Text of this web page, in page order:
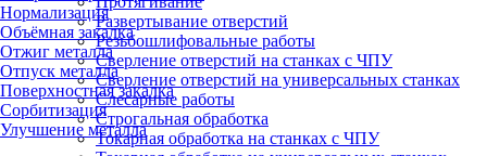
Нормализация
Объёмная закалка
Отжиг металла
Отпуск металла
Поверхностная закалка
Сорбитизация
Улучшение металла
Развертывание отверстий
Резьбошлифовальные работы
Сверление отверстий на станках с ЧПУ
Сверление отверстий на универсальных станках
Слесарные работы
Строгальная обработка
Токарная обработка на станках с ЧПУ